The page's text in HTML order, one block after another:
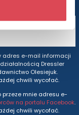
adres e-mail informacji
Dressler
Olesiejuk.
chwili wycofać.
mnie adresu e-
na portalu Facebook.
chwili wycofać.